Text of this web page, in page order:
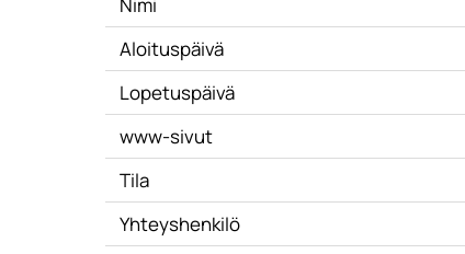
Aloituspäivä
Lopetuspäivä
www-sivut
Tila
Yhteyshenkilö